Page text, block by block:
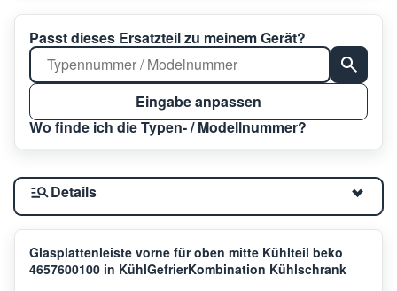
Passt dieses Ersatzteil zu meinem Gerät?
Eingabe anpassen
Wo finde ich die Typen- / Modellnummer?
Details
Glasplattenleiste vorne für oben mitte Kühlteil beko
4657600100 in KühlGefrierKombination Kühlschrank